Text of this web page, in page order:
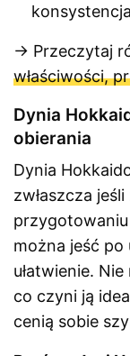
konsystencja
→ Przeczytaj
właściwości,
Dynia
obierania
Dynia
zwłaszcza
można jeść
ułatwienie.
co czyni ją
cenią sobie